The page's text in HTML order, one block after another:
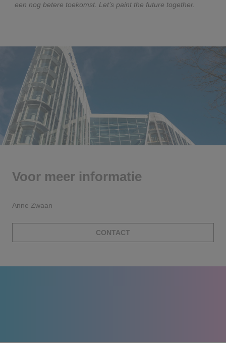
een nog betere toekomst. Let’s paint the future together.
Voor meer informatie
Anne Zwaan
CONTACT